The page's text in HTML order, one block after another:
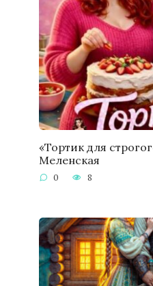
«Тортик для
Меленская
0 8